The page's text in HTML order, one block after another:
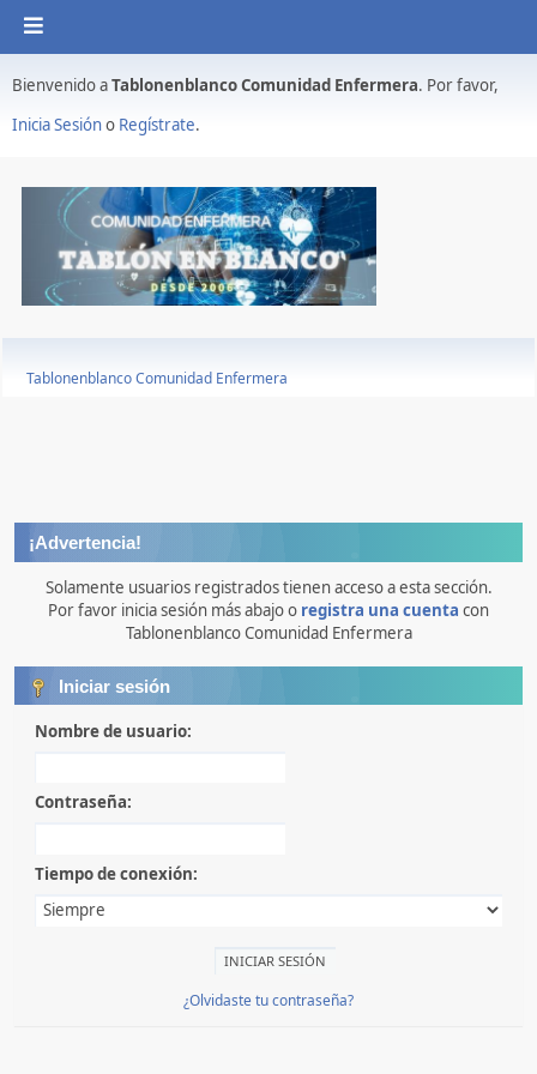
Bienvenido aTablonenblanco Comunidad Enfermera. Por favor,
Inicia Sesióno Regístrate.
Tablonenblanco Comunidad Enfermera
¡Advertencia!
Solamente usuarios registrados tienen acceso a esta sección.
Por favor inicia sesión más abajo o registra una cuenta con
Tablonenblanco Comunidad Enfermera
Iniciar sesión
Nombre de usuario:
Contraseña:
Tiempo de conexión:
¿Olvidaste tu contraseña?